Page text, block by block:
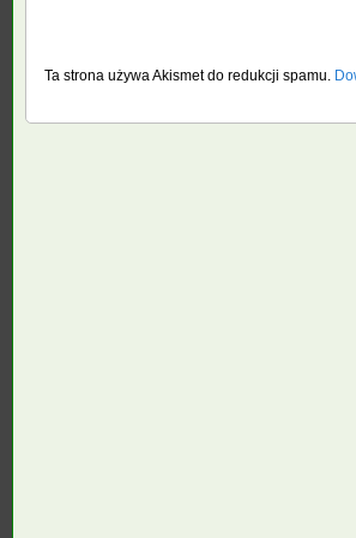
Ta strona używa Akismet do redukcji spamu.